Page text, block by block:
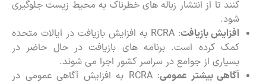
کنند تا از انتشار زباله های خطرناک به محیط زیست جلوگیری
شود.
افزایش بازیافت
: RCRA به افزایش بازیافت در ایالات متحده
کمک کرده است. برنامه های بازیافت در حال حاضر در
بسیاری از جوامع در سراسر کشور اجرا می شوند.
آگاهی بیشتر عمومی
: RCRA به افزایش آگاهی عمومی در